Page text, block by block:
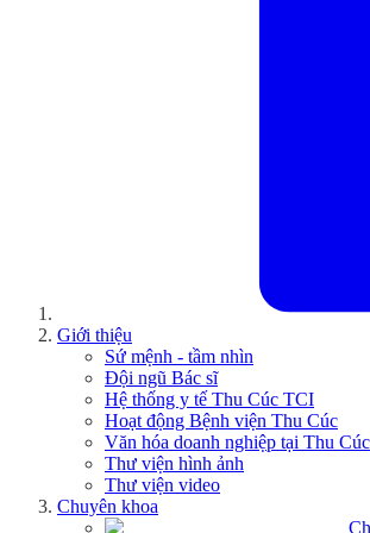
Giới thiệu
Sứ mệnh - tầm nhìn
Đội ngũ Bác sĩ
Hệ thống y tế Thu Cúc TCI
Hoạt động Bệnh viện Thu Cúc
Văn hóa doanh nghiệp tại Thu
Thư viện hình ảnh
Thư viện video
Chuyên khoa